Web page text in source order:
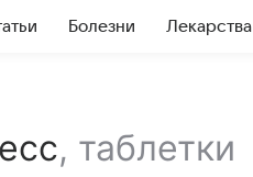
Болезни Лекарства
, таблетки